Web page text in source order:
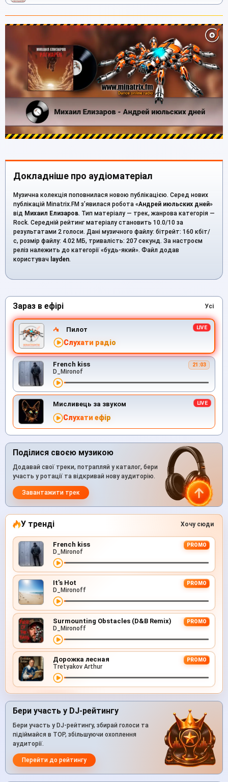
Докладніше про аудіоматеріал
Музична колекція поповнилася новою публікацією. Серед нових
публікацій Minatrix.FM з’явилася робота «Андрей июльских дней»
від Михаил Елизаров. Тип матеріалу — трек, жанрова категорія —
Rock. Середній рейтинг матеріалу становить 10.0/10 за
результатами 2 голоси. Дані музичного файлу: бітрейт: 160 кбіт/
с, розмір файлу: 4.02 МБ, тривалість: 207 секунд. За настроєм
реліз належить до категорії «будь-який». Файл додав
користувач layden.
Зараз в ефірі Усі
Пилот
Слухати радіо
French kiss 21:03
D_Mironof
Мисливець за звуком
Слухати ефір
Поділися своєю музикою
Додавай свої треки, потрапляй у каталог, бери
участь у ротації та відкривай нову аудиторію.
Завантажити трек
У тренді Хочу сюди
French kiss PROMO
D_Mironof
It's Hot PROMO
D_Mironoff
Surmounting Obstacles (D&B Remix) PROMO
D_Mironoff
Дорожка лесная PROMO
Tretyakov Arthur
Бери участь у DJ-рейтингу
Бери участь у DJ-рейтингу, збирай голоси та
підіймайся в TOP, збільшуючи охоплення
аудиторії.
Перейти до рейтингу